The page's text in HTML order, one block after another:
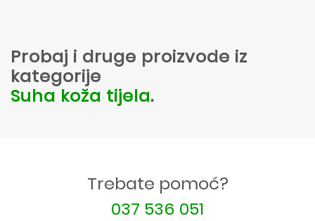
Probaj i druge proizvode iz
kategorije
Suha koža tijela.
Trebate pomoć?
037 536 051